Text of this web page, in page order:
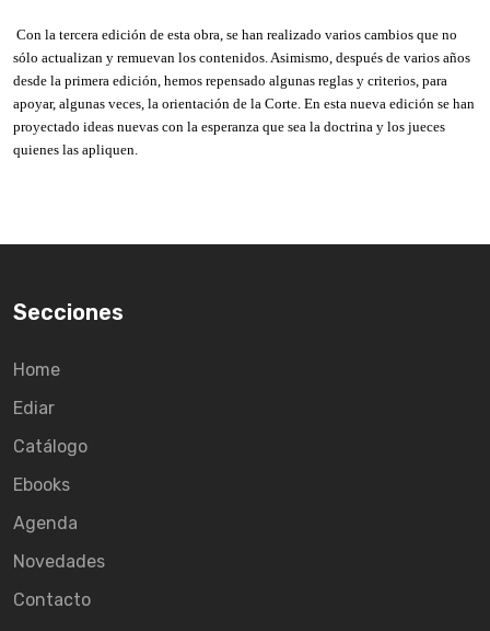
Con la tercera edición de esta obra, se han realizado varios cambios que no
sólo actualizan y remuevan los contenidos. Asimismo, después de varios años
desde la primera edición, hemos repensado algunas reglas y criterios, para
apoyar, algunas veces, la orientación de la Corte. En esta nueva edición se han
proyectado ideas nuevas con la esperanza que sea la doctrina y los jueces
quienes las apliquen.
Secciones
Home
Ediar
Catálogo
Ebooks
Agenda
Novedades
Contacto